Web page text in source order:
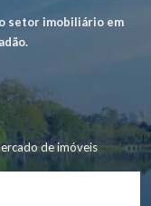
setor imobiliário em
de imóveis